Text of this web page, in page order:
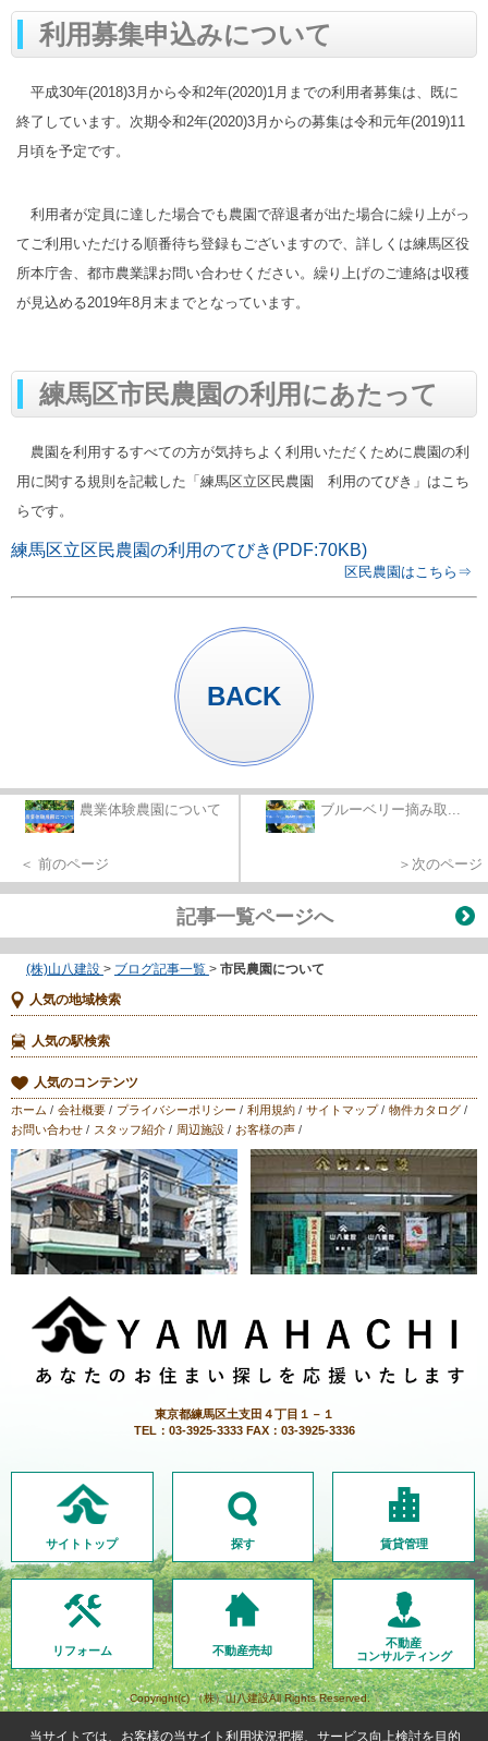
利用募集申込みについて
平成30年(2018)3月から令和2年(2020)1月までの利用者募集は、既に
終了しています。次期令和2年(2020)3月からの募集は令和元年(2019)11
月頃を予定です。
利用者が定員に達した場合でも農園で辞退者が出た場合に繰り上がっ
てご利用いただける順番待ち登録もございますので、詳しくは練馬区役
所本庁舎、都市農業課お問い合わせください。繰り上げのご連絡は収穫
が見込める2019年8月末までとなっています。
練馬区市民農園の利用にあたって
農園を利用するすべての方が気持ちよく利用いただくために農園の利
用に関する規則を記載した「練馬区立区民農園 利用のてびき」はこち
らです。
練馬区立区民農園の利用のてびき(PDF:70KB)
区民農園はこちら⇒
BACK
農業体験農園について
＜ 前のページ
ブルーベリー摘み取...
＞次のページ
記事一覧ページへ
(株)山八建設 > ブログ記事一覧 > 市民農園について
人気の地域検索
人気の駅検索
人気のコンテンツ
ホーム / 会社概要 / プライバシーポリシー / 利用規約 / サイトマップ/ 物件カタログ /
お問い合わせ / スタッフ紹介 / 周辺施設 / お客様の声 /
東京都練馬区土支田４丁目１－１
TEL：03-3925-3333 FAX：03-3925-3336
サイトトップ 探す 賃貸管理
リフォーム 不動産売却
不動産
コンサルティング
Copyright(c) （株）山八建設All Rights Reserved.
当サイトでは、お客様の当サイト利用状況把握、サービス向上検討を目的